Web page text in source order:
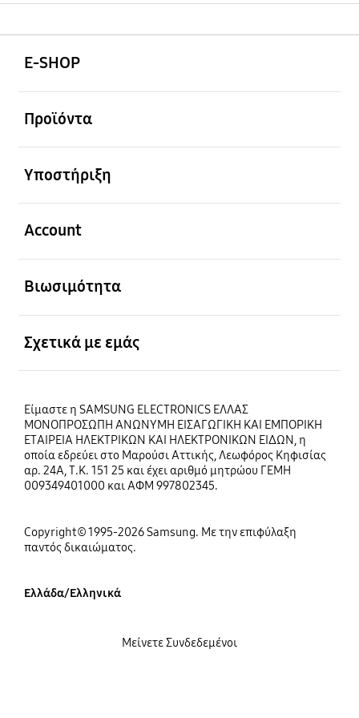
E-SHOP
Προϊόντα
Υποστήριξη
Account
Βιωσιμότητα
Σχετικά με εμάς
Είμαστε η SAMSUNG ELECTRONICS ΕΛΛΑΣ
ΜΟΝΟΠΡΟΣΩΠΗ ΑΝΩΝΥΜΗ ΕΙΣΑΓΩΓΙΚΗ ΚΑΙ ΕΜΠΟΡΙΚΗ
ΕΤΑΙΡΕΙΑ ΗΛΕΚΤΡΙΚΩΝ ΚΑΙ ΗΛΕΚΤΡΟΝΙΚΩΝ ΕΙΔΩΝ, η
οποία εδρεύει στο Μαρούσι Αττικής, Λεωφόρος Κηφισίας
αρ. 24Α, Τ.Κ. 151 25 και έχει αριθμό μητρώου ΓΕΜΗ
009349401000 και ΑΦΜ 997802345.
Copyright© 1995-2026 Samsung. Με την επιφύλαξη
παντός δικαιώματος.
Ελλάδα/Ελληνικά
Μείνετε Συνδεδεμένοι